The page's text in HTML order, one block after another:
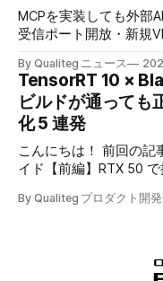
MCPを実装しても外部
受信ポート開放・新規
By Qualiteg ニュース
TensorRT 10 ×
ビルドが通っても
化 5 連発
こんにちは！ 前回の記事「TensorRT 10 × Blackwell 移行ガ
イド【前編】RTX 50
なくなる理由と、
By Qualiteg プロダクト開